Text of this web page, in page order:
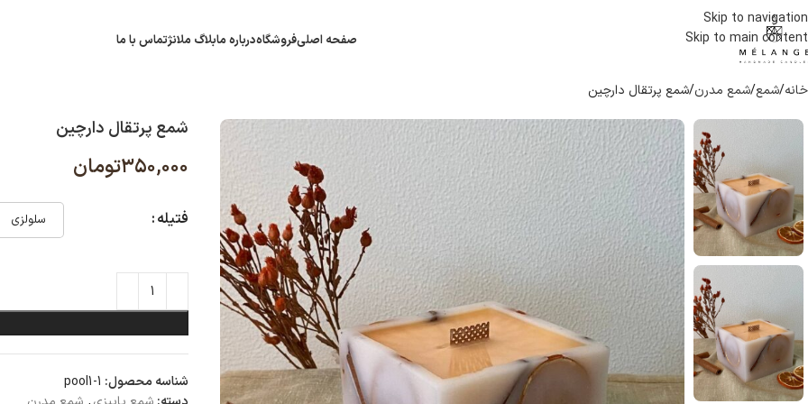
Skip to navigation
Skip to main content
صفحه اصلیفروشگاهدرباره مابلاگ ملانژتماس با ما
خانه شمع شمع مدرن شمع پرتقال دارچین
شمع پرتقال دارچین
۳۵۰,۰۰۰تومان
فتیله سلولزی
شناسه محصول: pool1-1